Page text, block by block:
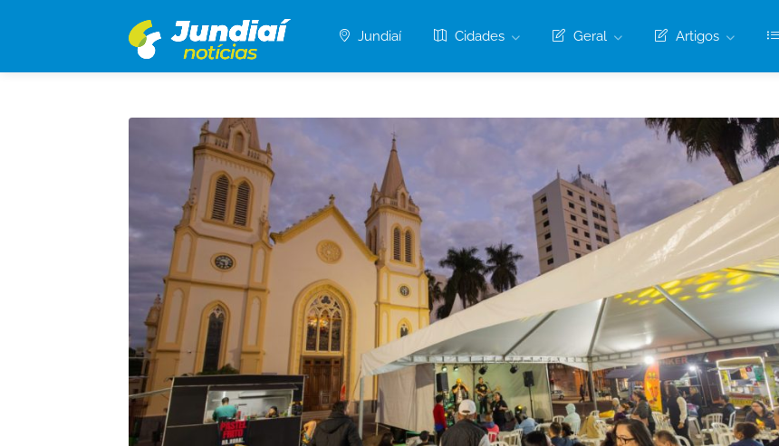
Jundiaí Cidades Geral Artigos